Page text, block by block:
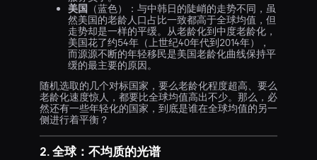
美国 （蓝色）：与中韩日的陡峭的走势不同，虽
然美国的老龄人口占比一致都高于全球均值，但
走势却是一样的平缓。从老龄化到中度老龄化，
美国花了约54年（上世纪40年代到2014年），
而源源不断的年轻移民是美国老龄化曲线保持平
缓的最主要的原因。
随机选取的几个对标国家，要么老龄化程度超高、要么
老龄化速度惊人，都要比全球均值高出不少。那么，必
然还有一些年轻化的国家，到底是谁在全球均值的另一
侧进行着平衡？
2. 全球：不均质的光谱